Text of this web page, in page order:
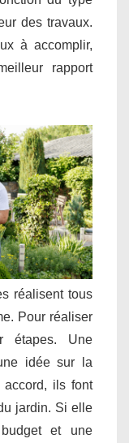
des travaux.
à accomplir,
rapport
réalisent tous
Pour réaliser
étapes. Une
idée sur la
accord, ils font
jardin. Si elle
et une